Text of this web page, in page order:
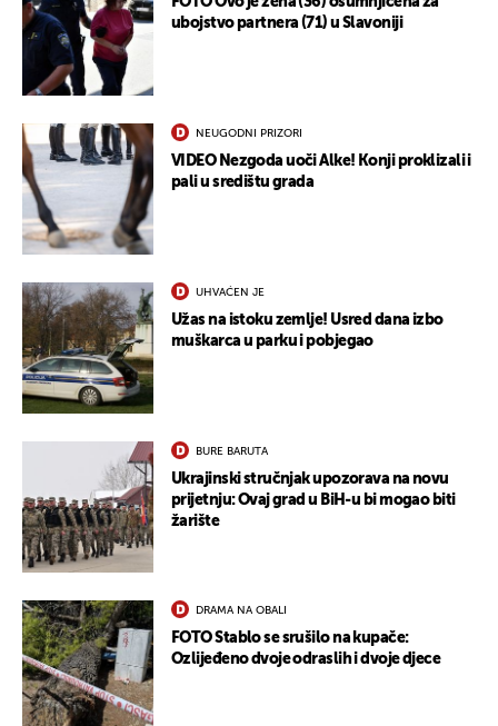
ubojstvo partnera (71) u Slavoniji
NEUGODNI PRIZORI
VIDEO Nezgoda uoči Alke! Konji proklizali i
pali u središtu grada
UHVAĆEN JE
Užas na istoku zemlje! Usred dana izbo
muškarca u parku i pobjegao
BURE BARUTA
Ukrajinski stručnjak upozorava na novu
prijetnju: Ovaj grad u BiH-u bi mogao biti
žarište
DRAMA NA OBALI
FOTO Stablo se srušilo na kupače:
Ozlijeđeno dvoje odraslih i dvoje djece
UKLJUČITE NOTIFIKACIJE